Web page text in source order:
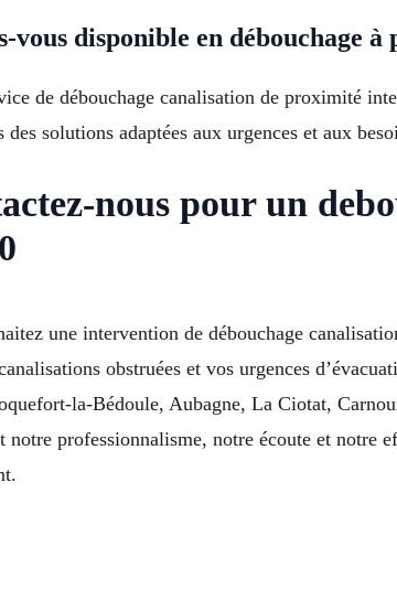
vous disponible en débouchage
de débouchage canalisation de proximité
des solutions adaptées aux urgences et aux
nous pour un
une intervention de débouchage
obstruées et vos urgences
la-Bédoule, Aubagne, La Ciotat,
notre professionnalisme, notre écoute et notre